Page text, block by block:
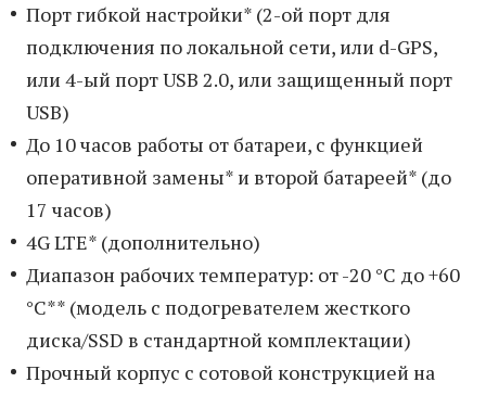
Порт гибкой настройки* (2-ой порт для
подключения по локальной сети, или d-GPS,
или 4-ый порт USB 2.0, или защищенный порт
USB)
До 10 часов работы от батареи, с функцией
оперативной замены* и второй батареей* (до
17 часов)
4G LTE* (дополнительно)
Диапазон рабочих температур: от -20 °C до +60
°C** (модель с подогревателем жесткого
диска/SSD в стандартной комплектации)
Прочный корпус c сотовой конструкцией на